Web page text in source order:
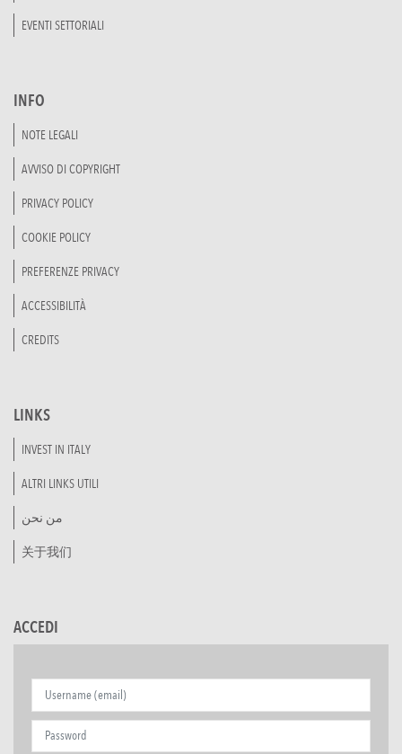
EVENTI SETTORIALI
INFO
NOTE LEGALI
AVVISO DI COPYRIGHT
PRIVACY POLICY
COOKIE POLICY
PREFERENZE PRIVACY
ACCESSIBILITÀ
CREDITS
LINKS
INVEST IN ITALY
ALTRI LINKS UTILI
من نحن
关于我们
ACCEDI